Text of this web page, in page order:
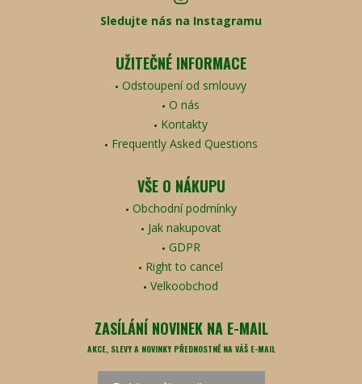
Sledujte nás na Instagramu
UŽITEČNÉ INFORMACE
Odstoupení od smlouvy
O nás
Kontakty
Frequently Asked Questions
VŠE O NÁKUPU
Obchodní podmínky
Jak nakupovat
GDPR
Right to cancel
Velkoobchod
ZASÍLÁNÍ NOVINEK NA E-MAIL
AKCE, SLEVY A NOVINKY PŘEDNOSTNĚ NA VÁŠ E-MAIL